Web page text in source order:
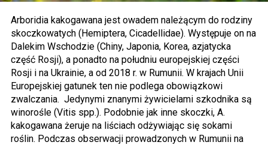
Arboridia kakogawana jest owadem należącym do rodziny
skoczkowatych (Hemiptera, Cicadellidae). Występuje on na
Dalekim Wschodzie (Chiny, Japonia, Korea, azjatycka
część Rosji), a ponadto na południu europejskiej części
Rosji i na Ukrainie, a od 2018 r. w Rumunii. W krajach Unii
Europejskiej gatunek ten nie podlega obowiązkowi
zwalczania. Jedynymi znanymi żywicielami szkodnika są
winorośle (Vitis spp.). Podobnie jak inne skoczki, A.
kakogawana żeruje na liściach odżywiając się sokami
roślin. Podczas obserwacji prowadzonych w Rumunii na